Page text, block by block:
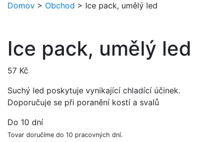
Domov > Obchod > Ice pack, umělý led
Ice pack, umělý led
57 Kč
Suchý led poskytuje vynikající chladící účinek.
Doporučuje se při poranění kostí a svalů
Do 10 dní
Tovar doručíme do 10 pracovných dní.